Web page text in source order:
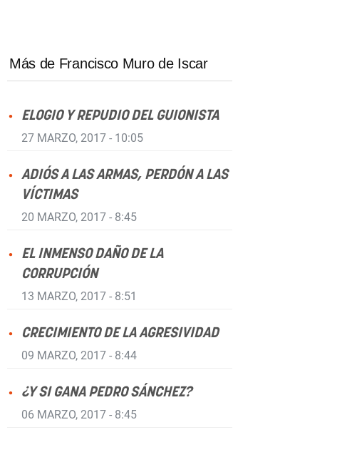
Más de Francisco Muro de Iscar
ELOGIO Y REPUDIO DEL GUIONISTA
27 MARZO, 2017 - 10:05
ADIÓS A LAS ARMAS, PERDÓN A LAS
VÍCTIMAS
20 MARZO, 2017 - 8:45
EL INMENSO DAÑO DE LA
CORRUPCIÓN
13 MARZO, 2017 - 8:51
CRECIMIENTO DE LA AGRESIVIDAD
09 MARZO, 2017 - 8:44
¿Y SI GANA PEDRO SÁNCHEZ?
06 MARZO, 2017 - 8:45